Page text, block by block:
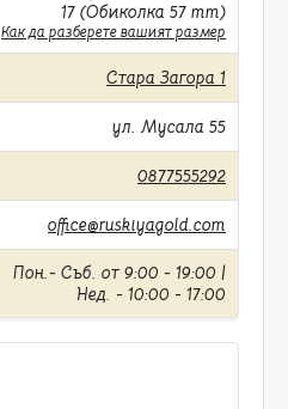
17 (Обиколка 57 mm)
Как да разберете вашият размер
Стара Загора 1
ул. Мусала 55
0877555292
office@ruskiyagold.com
Пон.- Съб. от 9:00 - 19:00 |
Нед. - 10:00 - 17:00